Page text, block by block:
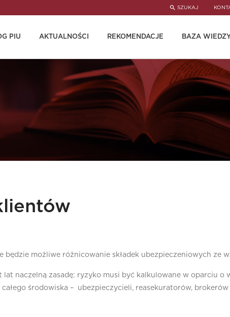
SZUKAJ
PIU AKTUALNOŚCI REKOMENDACJE BAZA
będzie możliwe różnicowanie składek ubezpieczeniowych ze
naczelną zasadę: ryzyko musi być kalkulowane w oparciu o
środowiska – ubezpieczycieli, reasekuratorów,